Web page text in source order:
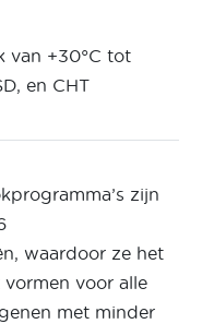
van +30°C tot
en CHT
zijn
waardoor ze het
voor alle
met minder